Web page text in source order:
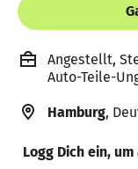
Angestellt,
Auto-Teile-
Hamburg,
Logg Dich ein,